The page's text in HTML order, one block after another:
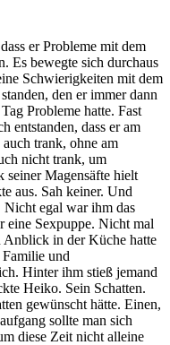
er Probleme mit dem
Es bewegte sich durchaus
Schwierigkeiten mit dem
den er immer dann
Probleme hatte. Fast
entstanden, dass er am
trank, ohne am
nicht trank, um
seiner Magensäfte hielt
aus. Sah keiner. Und
Nicht egal war ihm das
eine Sexpuppe. Nicht mal
in der Küche hatte
und
Hinter ihm stieß jemand
Heiko. Sein Schatten.
gewünscht hätte. Einen,
sollte man sich
diese Zeit nicht alleine